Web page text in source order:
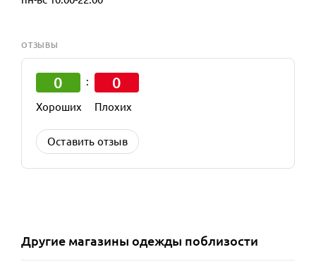
ОТЗЫВЫ
0
Хороших
: 0
Плохих
Оставить отзыв
Другие магазины одежды поблизости